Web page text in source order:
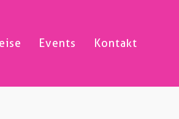
Events Kontakt